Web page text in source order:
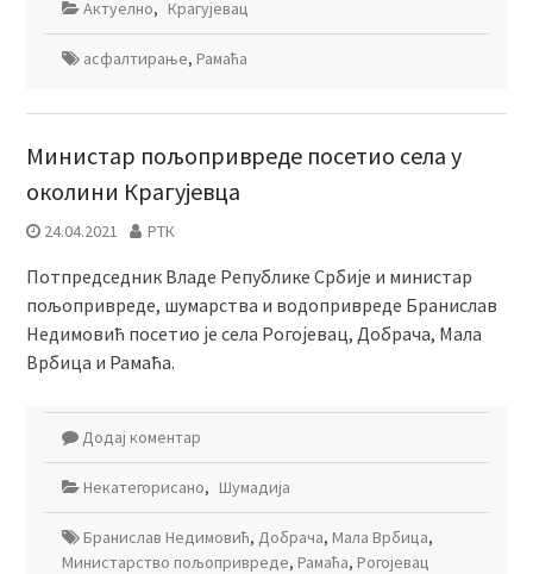
Актуелно, Крагујевац
асфалтирање, Рамаћа
Министар пољопривреде посетио села у
околини Крагујевца
24.04.2021 РТК
Потпредседник Владе Републике Србије и министар
пољопривреде, шумарства и водопривреде Бранислав
Недимовић посетио је села Рогојевац, Добрача, Мала
Врбица и Рамаћа.
Додај коментар
Некатегорисано, Шумадија
Бранислав Недимовић, Добрача, Мала Врбица,
Министарство пољопривреде, Рамаћа, Рогојевац